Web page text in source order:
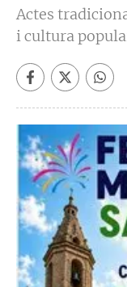
Actes
i cultura